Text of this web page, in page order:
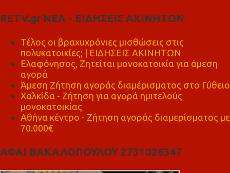
RETV.gr ΝΕΑ - ΕΙΔΗΣΕΙΣ ΑΚΙΝΗΤΩΝ
Τέλος οι βραχυχρόνιες μισθώσεις στις
πολυκατοικίες; | ΕΙΔΗΣΕΙΣ ΑΚΙΝΗΤΩΝ
Ελαφόνησος, Ζητείται μονοκατοικία για άμεση
αγορά
Άμεση Ζήτηση αγοράς διαμέρισματος στο Γύθειο
Χαλκίδα - Ζήτηση για αγορά ημιτελούς
μονοκατοικίας
Αθήνα κέντρο - Ζήτηση αγοράς διαμερίσματος με
70.000€
ΑΦΑΙ ΒΑΚΑΛΟΠΟΥΛΟΥ 2731026347